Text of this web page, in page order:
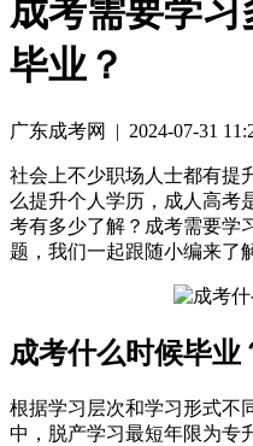
成考需要学
毕业？
广东成考网 | 2024-07-31
社会上不少职场人士都有提
么提升个人学历，成人高考
考有多少了解？成考需要学
题，我们一起跟随小编来了
成考什么时候毕业
根据学习层次和学习形式不
中，脱产学习最短年限为专